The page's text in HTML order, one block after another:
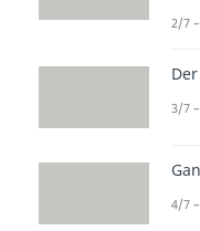
2/7
3/7
4/7